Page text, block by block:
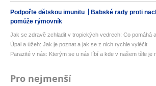
Podpořte dětskou imunitu Babské rady proti
pomůže rýmovník
Jak se zdravě zchladit v tropických vedrech: Co pomáhá a
Úpal a úžeh: Jak je poznat a jak se z nich rychle vyléčit
Parazité v nás: Kterým se u nás líbí a kde v našem těle je
Pro nejmenší